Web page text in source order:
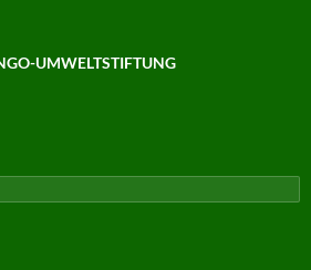
UMWELTSTIFTUNG